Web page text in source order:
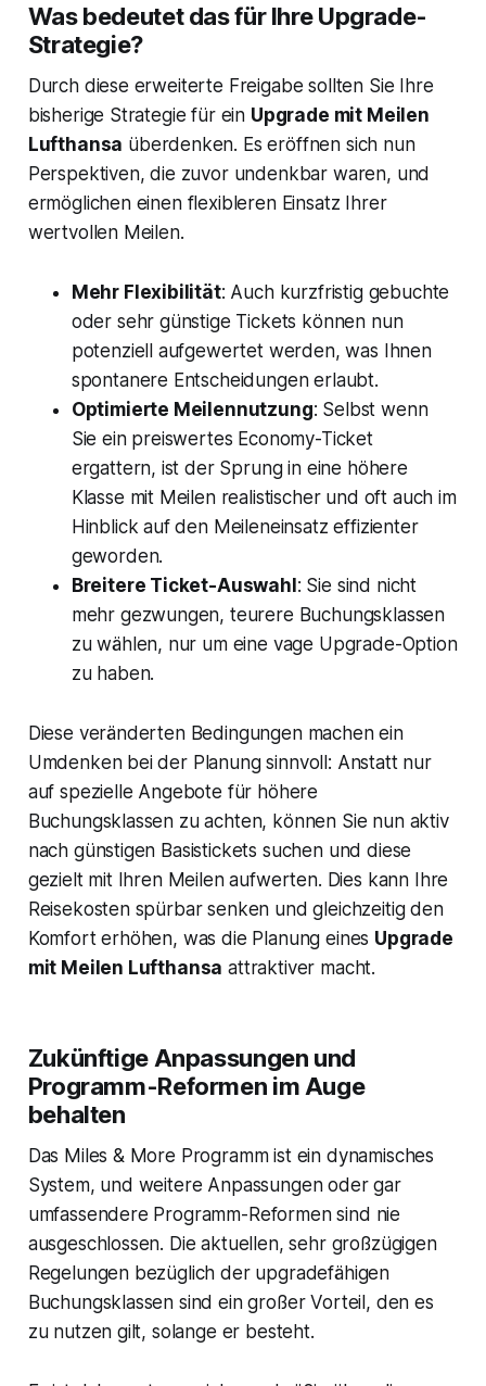
Was bedeutet das für Ihre Upgrade-
Strategie?
Durch diese erweiterte Freigabe sollten Sie Ihre
bisherige Strategie für ein Upgrade mit Meilen
Lufthansa überdenken. Es eröffnen sich nun
Perspektiven, die zuvor undenkbar waren, und
ermöglichen einen flexibleren Einsatz Ihrer
wertvollen Meilen.
Mehr Flexibilität: Auch kurzfristig gebuchte
oder sehr günstige Tickets können nun
potenziell aufgewertet werden, was Ihnen
spontanere Entscheidungen erlaubt.
Optimierte Meilennutzung: Selbst wenn
Sie ein preiswertes Economy-Ticket
ergattern, ist der Sprung in eine höhere
Klasse mit Meilen realistischer und oft auch im
Hinblick auf den Meileneinsatz effizienter
geworden.
Breitere Ticket-Auswahl: Sie sind nicht
mehr gezwungen, teurere Buchungsklassen
zu wählen, nur um eine vage Upgrade-Option
zu haben.
Diese veränderten Bedingungen machen ein
Umdenken bei der Planung sinnvoll: Anstatt nur
auf spezielle Angebote für höhere
Buchungsklassen zu achten, können Sie nun aktiv
nach günstigen Basistickets suchen und diese
gezielt mit Ihren Meilen aufwerten. Dies kann Ihre
Reisekosten spürbar senken und gleichzeitig den
Komfort erhöhen, was die Planung eines Upgrade
mit Meilen Lufthansa attraktiver macht.
Zukünftige Anpassungen und
Programm-Reformen im Auge
behalten
Das Miles & More Programm ist ein dynamisches
System, und weitere Anpassungen oder gar
umfassendere Programm-Reformen sind nie
ausgeschlossen. Die aktuellen, sehr großzügigen
Regelungen bezüglich der upgradefähigen
Buchungsklassen sind ein großer Vorteil, den es
zu nutzen gilt, solange er besteht.